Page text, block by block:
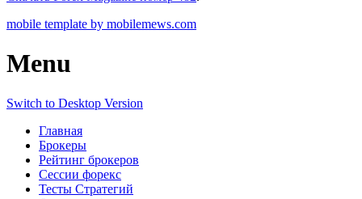
mobile template by mobilemews.com
Menu
Switch to Desktop Version
Главная
Брокеры
Рейтинг брокеров
Сессии форекс
Тесты Стратегий